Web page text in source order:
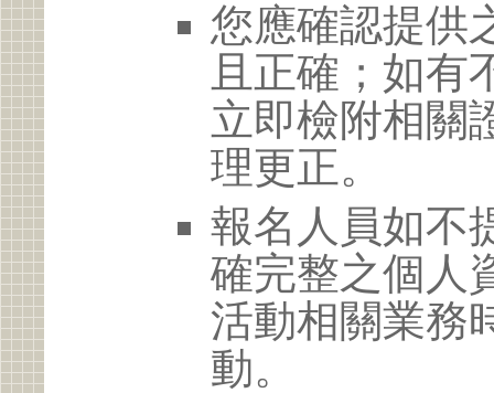
您應確認提供
且正確；如有
立即檢附相關
理更正。
報名人員如不
確完整之個人
活動相關業務
動。